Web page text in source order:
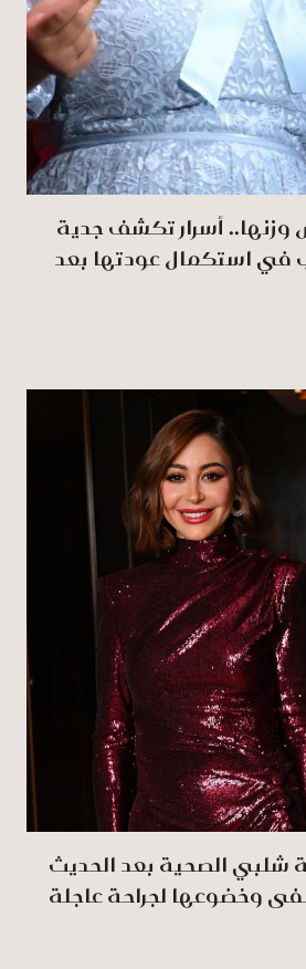
وزنها.. أسرار تكشف جدية
في استكمال عودتها بعد
شلبي الصحية بعد الحديث
وخضوعها لجراحة عاجلة